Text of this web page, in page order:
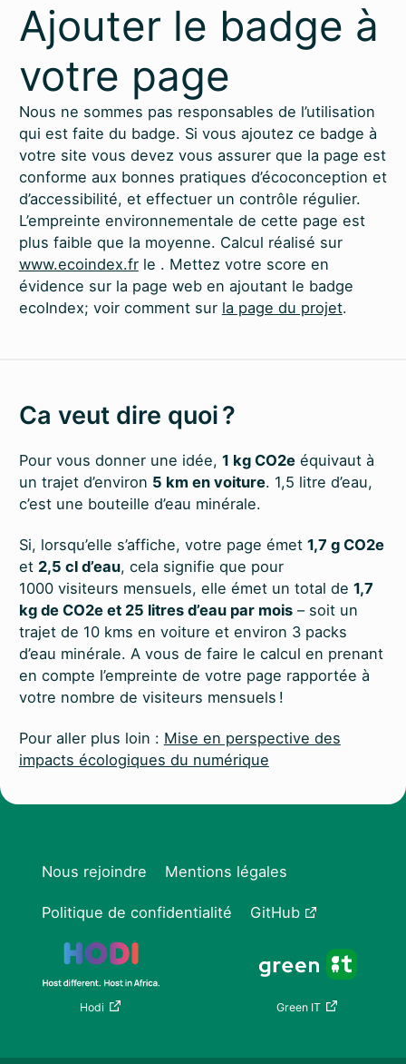
Ajouter le badge à
votre page
Nous ne sommes pas responsables de l’utilisation
qui est faite du badge. Si vous ajoutez ce badge à
votre site vous devez vous assurer que la page est
conforme aux bonnes pratiques d’éco­conception et
d’accessibilité, et effectuer un contrôle régulier.
L’empreinte environnementale de cette page est
plus faible que la moyenne. Calcul réalisé sur
www.ecoindex.frle . Mettez votre score en
évidence sur la page web en ajoutant le badge
ecoIndex; voir comment sur la page du projet.
Ca veut dire quoi ?
Pour vous donner une idée, 1 kg CO2eéquivaut à
un trajet d’environ 5 km en voiture. 1,5 litre d’eau,
c’est une bouteille d’eau minérale.
Si, lorsqu’elle s’affiche, votre page émet 1,7 g CO2e
et 2,5 cl d’eau, cela signifie que pour
1000 visiteurs mensuels, elle émet un total de 1,7
kg de CO2e et 25 litres d’eau par mois– soit un
trajet de 10 kms en voiture et environ 3 packs
d’eau minérale. A vous de faire le calcul en prenant
en compte l’empreinte de votre page rapportée à
votre nombre de visiteurs mensuels !
Pour aller plus loin : Mise en perspective des
impacts écologiques du numérique
Nous rejoindre Mentions légales
Politique de confidentialité GitHub
Hodi Green IT